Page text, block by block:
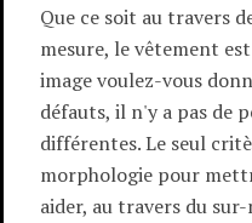
Que ce soit au travers
mesure, le vêtement
image voulez-vous
défauts, il n'y a pas de
différentes. Le seul
morphologie pour
aider, au travers du